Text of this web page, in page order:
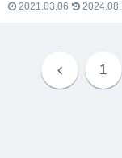
2021.03.06
1